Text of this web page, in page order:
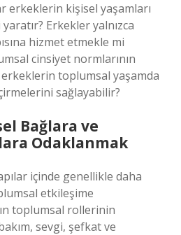
erkeklerin kişisel yaşamları
Erkekler yalnızca
hizmet etmekle mi
cinsiyet normlarının
toplumsal yaşamda
sağlayabilir?
Bağlara ve
Odaklanmak
içinde genellikle daha
etkileşime
toplumsal rollerinin
sevgi, şefkat ve